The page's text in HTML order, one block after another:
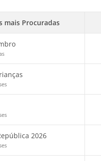
mais Procuradas
2026